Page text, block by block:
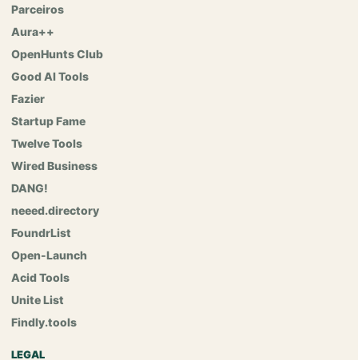
Parceiros
Aura++
OpenHunts Club
Good AI Tools
Fazier
Startup Fame
Twelve Tools
Wired Business
DANG!
neeed.directory
FoundrList
Open-Launch
Acid Tools
Unite List
Findly.tools
LEGAL